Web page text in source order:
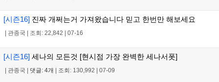
[시즌16] 진짜 개쩌는거 가져왔습니다 믿고 한번만 해보세요
관종국 조회: 22,842 07-16
[시즌16] 세나의 모든것 [현시점 가장 완벽한 세나서폿]
관종국 댓글: 4개 조회: 130,992 07-09